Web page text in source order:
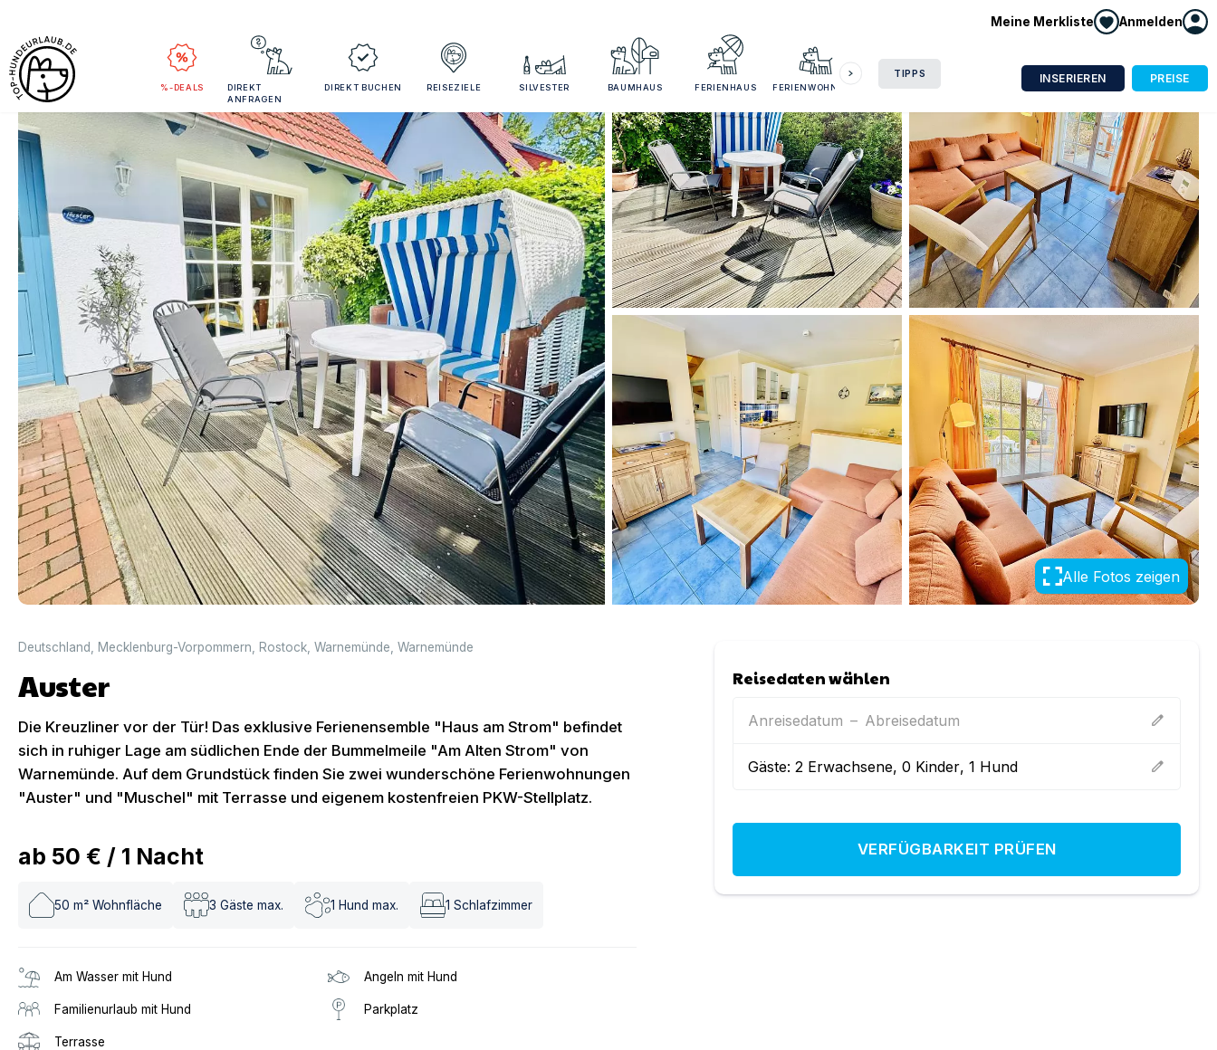
Meine Merkliste Anmelden
%-DEALS
DIREKT
ANFRAGEN
DIREKT BUCHEN REISEZIELE SILVESTER BAUMHAUS FERIENHAUS FERIENWOHNUNG
TIPPS INSERIEREN PREISE
Alle Fotos zeigen
Deutschland Mecklenburg-Vorpommern Rostock Warnemünde Warnemünde
Auster
Die Kreuzliner vor der Tür! Das exklusive Ferienensemble "Haus am Strom" befindet
sich in ruhiger Lage am südlichen Ende der Bummelmeile "Am Alten Strom" von
Warnemünde. Auf dem Grundstück finden Sie zwei wunderschöne Ferienwohnungen
"Auster" und "Muschel" mit Terrasse und eigenem kostenfreien PKW-Stellplatz.
ab 50 € / 1 Nacht
50 m² Wohnfläche 3 Gäste max. 1 Hund max. 1 Schlafzimmer
Am Wasser mit Hund Angeln mit Hund
Familienurlaub mit Hund Parkplatz
Terrasse
Reisedaten wählen
Anreisedatum – Abreisedatum edit
Gäste:2 Erwachsene,0 Kinder,1 Hund edit
VERFÜGBARKEIT PRÜFEN